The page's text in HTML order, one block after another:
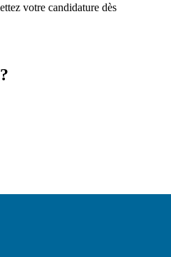
votre candidature dès